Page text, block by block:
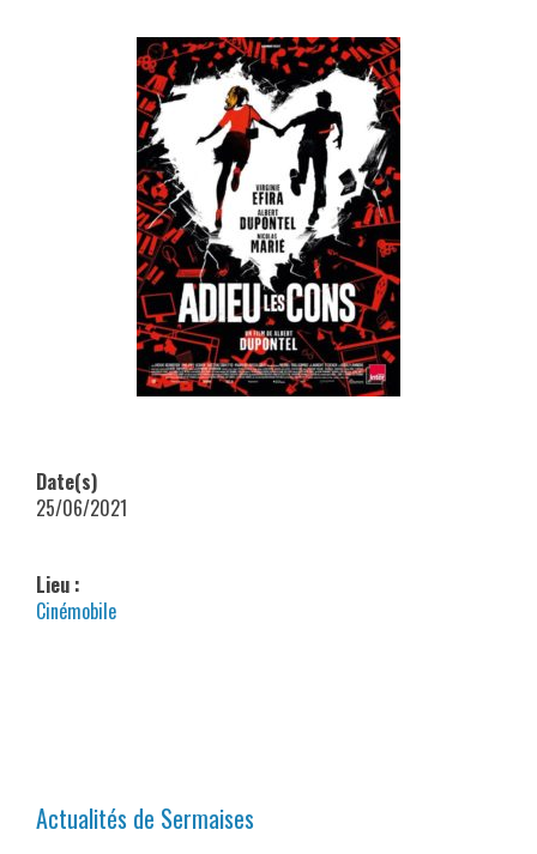
Date(s)
25/06/2021
Lieu :
Cinémobile
Actualités de Sermaises